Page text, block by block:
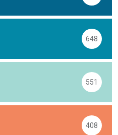
648
551
408